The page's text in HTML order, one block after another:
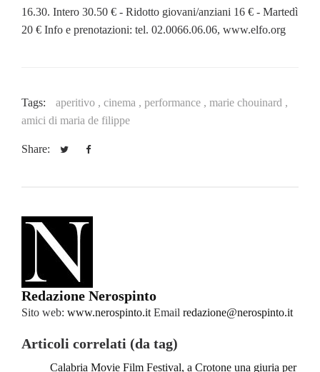
16.30. Intero 30.50 € - Ridotto giovani/anziani 16 € - Martedì
20 € Info e prenotazioni: tel. 02.0066.06.06, www.elfo.org
Tags: aperitivo , cinema , performance , marie chouinard ,
amici di maria de filippe
Share:
Redazione Nerospinto
Sito web: www.nerospinto.it Email redazione@nerospinto.it
Articoli correlati (da tag)
Calabria Movie Film Festival, a Crotone una giuria per